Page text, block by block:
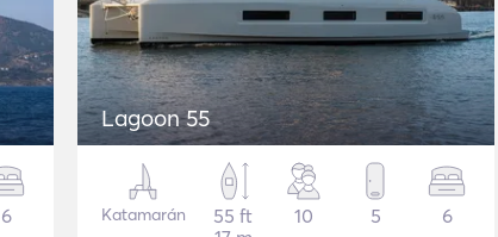
6
Lagoon 55
Katamarán
55 ft
10 5 6